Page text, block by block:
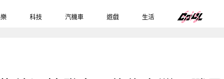
科技 汽機車 遊戲 生活